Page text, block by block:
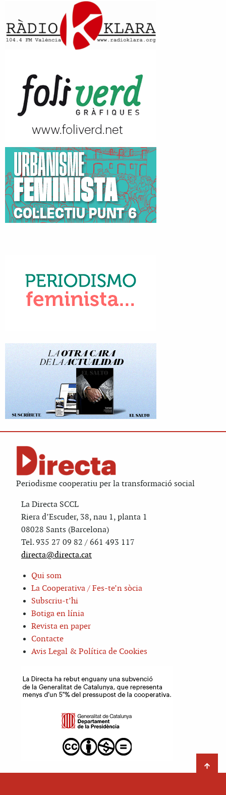
Periodisme cooperatiu per la transformació social
La Directa SCCL
Riera d’Escuder, 38, nau 1, planta 1
08028 Sants (Barcelona)
Tel. 935 27 09 82 / 661 493 117
directa@directa.cat
Qui som
La Cooperativa / Fes-te’n sòcia
Subscriu-t’hi
Botiga en línia
Revista en paper
Contacte
Avis Legal & Política de Cookies